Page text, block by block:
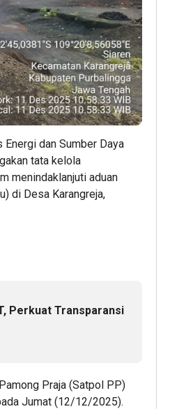
dan Sumber Daya
tata kelola
menindaklanjuti aduan
di Desa Karangreja,
Perkuat Transparansi
Praja (Satpol PP)
Jumat (12/12/2025).